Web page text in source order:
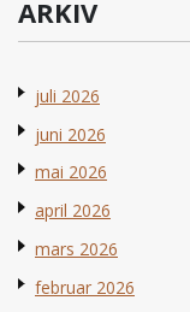
ARKIV
juli 2026
juni 2026
mai 2026
april 2026
mars 2026
februar 2026